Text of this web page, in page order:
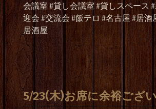
会議室 #貸し会議室 #貸しスペース
迎会 #交流会 #飯テロ #名古屋 #居酒
居酒屋
5/23(木)お席に余裕ござ